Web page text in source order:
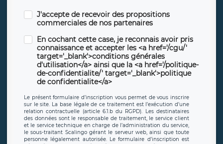
J'accepte de recevoir des propositions
commerciales de nos partenaires
En cochant cette case, je reconnais avoir pris
connaissance et accepter les <a href='/cgu/'
target='_blank'>conditions générales
d'utilisation</a> ainsi que la <a href='/politique-
de-confidentialite/' target='_blank'>politique
de confidentialite</a>
Le présent formulaire d’inscription vous permet de vous inscrire
sur le site. La base légale de ce traitement est l’exécution d’une
relation contractuelle (article 6.1.b du RGPD). Les destinataires
des données sont le responsable de traitement, le service client
et le service technique en charge de l’administration du service,
le sous-traitant Scalingo gérant le serveur web, ainsi que toute
personne légalement autorisée. Le formulaire d’inscription est